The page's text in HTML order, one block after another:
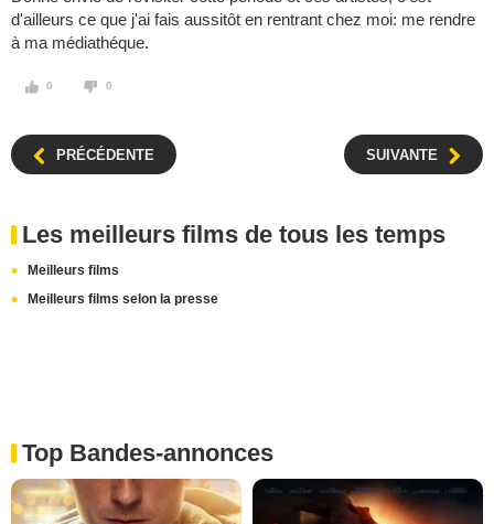
d'ailleurs ce que j'ai fais aussitôt en rentrant chez moi: me rendre
à ma médiathéque.
0 0
PRÉCÉDENTE SUIVANTE
Les meilleurs films de tous les temps
Meilleurs films
Meilleurs films selon la presse
Top Bandes-annonces